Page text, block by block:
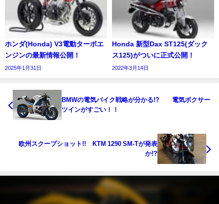
ホンダ(Honda) V3電動ターボエ
ンジンの最新情報公開！
2025年1月31日
Honda 新型Dax ST125(ダック
ス125)がついに正式公開！
2022年3月14日
BMWの電気バイク戦略が分かる!? 電気ボクサー
ツインがすごい！！
欧州スクープショット!! KTM 1290 SM-Tが発表
か!?